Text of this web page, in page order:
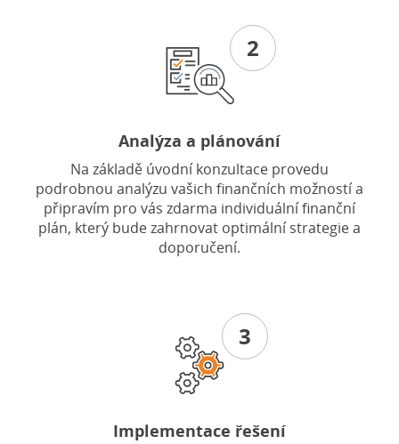
2
Analýza a plánování
Na základě úvodní konzultace provedu
podrobnou analýzu vašich finančních možností a
připravím pro vás zdarma individuální finanční
plán, který bude zahrnovat optimální strategie a
doporučení.
3
Implementace řešení